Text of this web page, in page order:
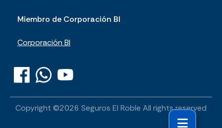
Miembro de Corporación BI
Corporación BI
Copyright ©2026 Seguros El Roble All rights reserved